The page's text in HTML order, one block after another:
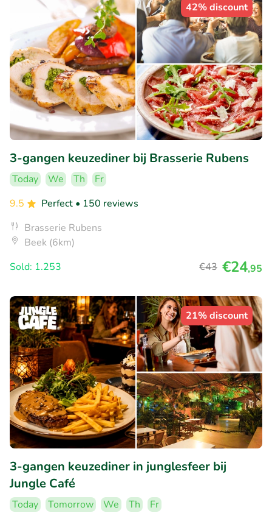
42% discount
3-gangen keuzediner bij Brasserie Rubens
Today We Th
Fr
9.5
Perfect • 150 reviews
Brasserie Rubens
Beek (6km)
Sold: 1.253
€43 €24,95
21% discount
3-gangen keuzediner in junglesfeer bij
Jungle Café
Today Tomorrow We Th
Fr